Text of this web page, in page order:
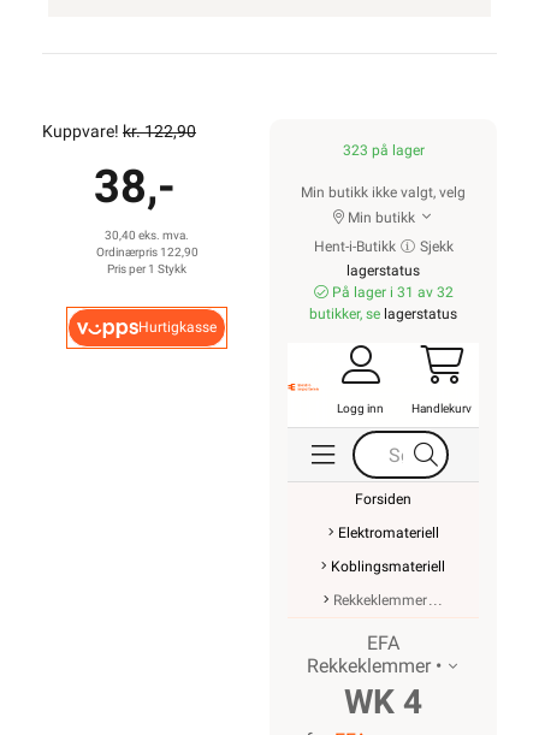
Kuppvare! kr. 122,90
38,-
30,40 eks. mva.
Ordinærpris 122,90
Pris per 1 Stykk
Hurtigkasse
323 på lager
Min butikk ikke valgt, velg
Min butikk
Hent-i-Butikk
Sjekk
lagerstatus
På lager i 31 av 32
butikker, se lagerstatus
Logg inn Handlekurv
Forsiden
Elektromateriell
Koblingsmateriell
Rekkeklemmer
EFA
Rekkeklemmer •
WK 4